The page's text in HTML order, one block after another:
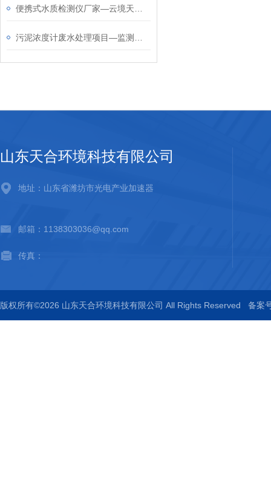
山东天合环境科技有限公司
地址：山东省潍坊市光电产业加速器
邮箱：1138303036@qq.com
传真：
版权所有©2026 山东天合环境科技有限公司 All Rights Reserved 备案